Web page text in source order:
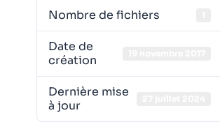
Nombre de fichiers
Date de
création
Dernière mise
à jour